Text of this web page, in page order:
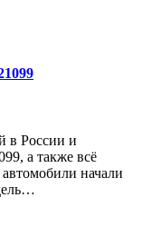
а также всё
начали